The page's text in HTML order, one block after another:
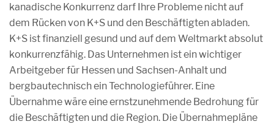
kanadische Konkurrenz darf Ihre Probleme nicht auf
dem Rücken von K+S und den Beschäftigten abladen.
K+S ist finanziell gesund und auf dem Weltmarkt absolut
konkurrenzfähig. Das Unternehmen ist ein wichtiger
Arbeitgeber für Hessen und Sachsen-Anhalt und
bergbautechnisch ein Technologieführer. Eine
Übernahme wäre eine ernstzunehmende Bedrohung für
die Beschäftigten und die Region. Die Übernahmepläne